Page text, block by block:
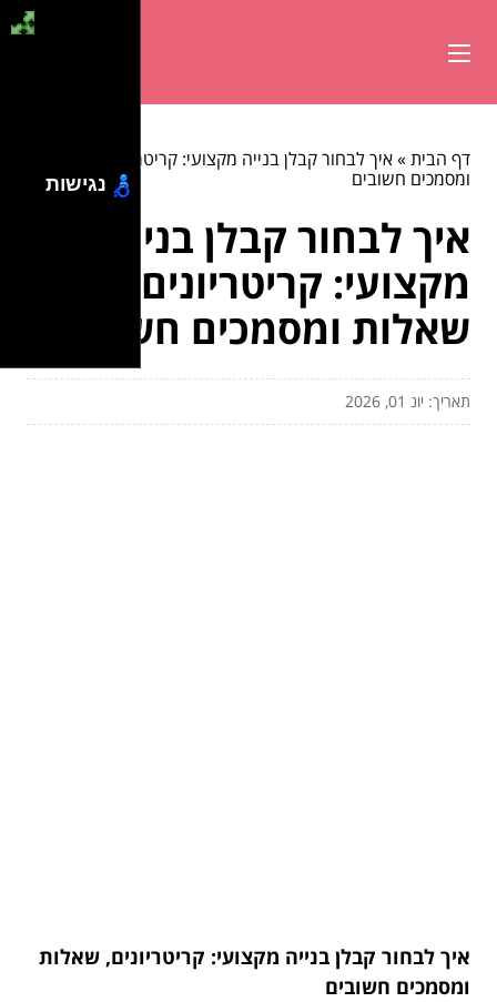
דף הבית»איך לבחור קבלן בנייה מקצועי: קריטריונים, שאלות
ומסמכים חשובים
איך לבחור קבלן בנייה
מקצועי: קריטריונים,
שאלות ומסמכים חשובים
תאריך: יונ 01, 2026
איך לבחור קבלן בנייה מקצועי: קריטריונים, שאלות
ומסמכים חשובים
נגישות